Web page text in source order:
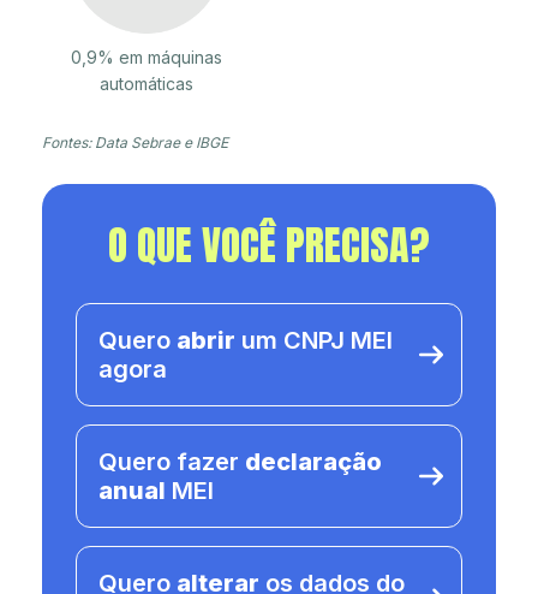
0,9% em máquinas
automáticas
Fontes: Data Sebrae e IBGE
O QUE VOCÊ PRECISA?
Quero abrir um CNPJ MEI
agora
Quero fazer declaração
anual MEI
Quero alterar os dados do